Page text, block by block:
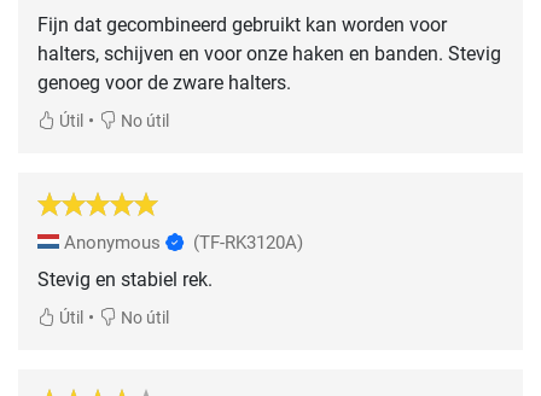
Fijn dat gecombineerd gebruikt kan worden voor
halters, schijven en voor onze haken en banden. Stevig
genoeg voor de zware halters.
Útil • No útil
Anonymous (TF-RK3120A)
Stevig en stabiel rek.
Útil • No útil